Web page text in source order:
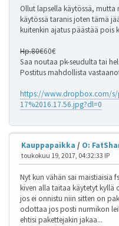
Ollut lapsella käytössä,
käytössä taranis joten tämä
kuitenkin ajatus päästää pois
Hp.80€60€
Saa noutaa pk-seudulta tai
Postitus mahdollista
https://www.dropbox.com/
17%2016.17.56.jpg?dl=0
Kauppapaikka / O:
toukokuu 19, 2017, 04:32:33 IP
Nyt kun vähän sai maistiaisia
kiven alla taitaa käytetyt
jos ei onnistu niin sitten on
odottaa jos posti nurmikon
ehtisi pakettejakin jakaa...